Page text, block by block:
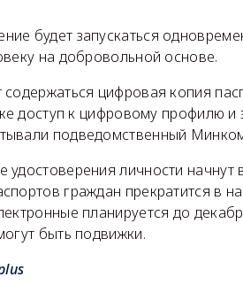
будет запускаться
на добровольной основе.
цифровая копия
доступ к цифровому профилю и
подведомственный
удостоверения личности
граждан прекратится в
планируется до
быть подвижки.